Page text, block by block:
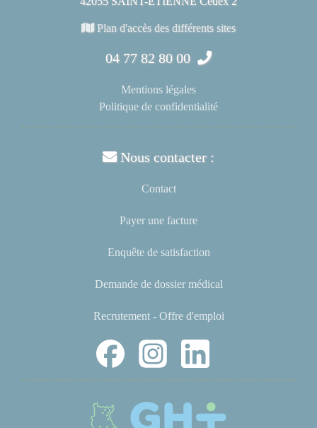
Plan d'accès des différents sites
04 77 82 80 00
Mentions légales
Politique de confidentialité
Nous contacter :
Contact
Payer une facture
Enquête de satisfaction
Demande de dossier médical
Recrutement - Offre d'emploi